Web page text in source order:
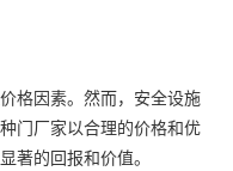
格因素。然而，安全设施
门厂家以合理的价格和优
著的回报和价值。